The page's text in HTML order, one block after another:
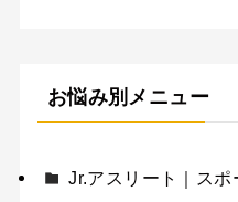
お悩み別メニュー
Jr.アスリート｜スポ